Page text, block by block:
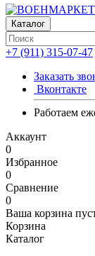
Каталог
+7 (911) 315-07-47
Заказать
Вконтакте
Работаем
Аккаунт
0
Избранное
0
Сравнение
0
Ваша корзина
Корзина
Каталог